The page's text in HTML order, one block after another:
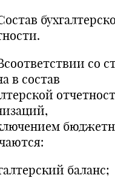
со
в состав
баланс;